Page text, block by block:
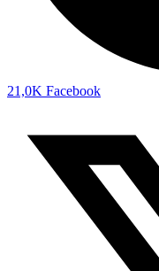
21,0K Facebook